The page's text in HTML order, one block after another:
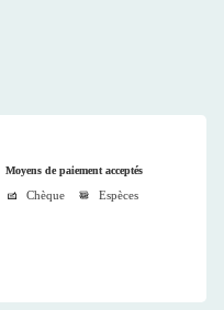
Moyens de paiement acceptés
Chèque Espèces